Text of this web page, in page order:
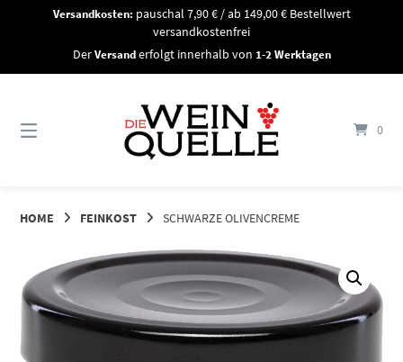
Versandkosten: pauschal 7,90 € / ab 149,00 € Bestellwert
versandkostenfrei
DerVersanderfolgt innerhalb von 1-2 Werktagen
0
HOME FEINKOST SCHWARZE OLIVENCREME